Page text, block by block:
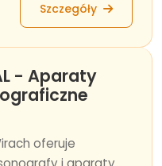
Szczegóły
- Aparaty
oferuje